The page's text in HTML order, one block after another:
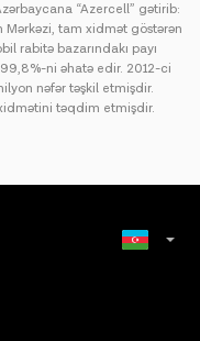
“Azercell” gətirib:
Mərkəzi, tam xidmət göstərən
rabitə bazarındakı payı
ni əhatə edir. 2012-ci
nəfər təşkil etmişdir.
təqdim etmişdir.